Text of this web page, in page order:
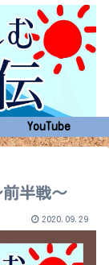
YouTube
前半戦～
2020.09.29